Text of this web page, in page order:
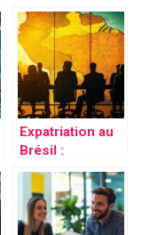
une SASU et
une EURL pour
votre nouvelle
entreprise
Expatriation au
Brésil :
Comment créer
une société
filiale et réussir
votre